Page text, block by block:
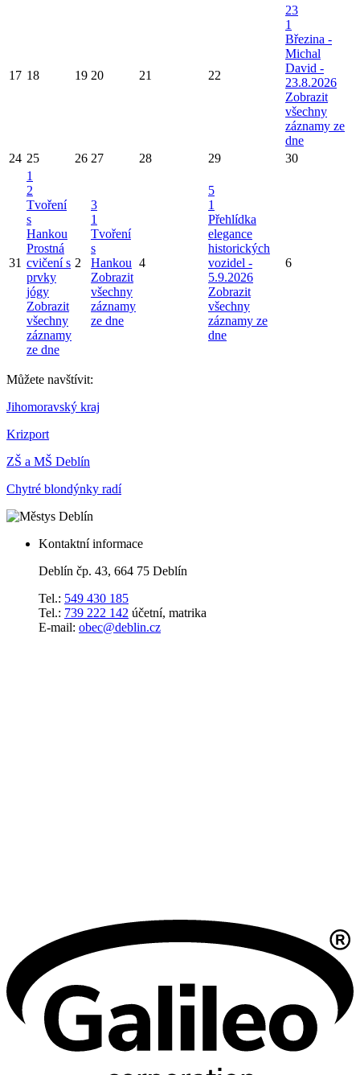
17 18 19 20 21 22
23
1
Březina -
Michal
David -
23.8.2026
Zobrazit
všechny
záznamy ze
dne
24 25 26 27 28 29 30
31
1
2
Tvoření
s
Hankou
Prostná
cvičení s
prvky
jógy
Zobrazit
všechny
záznamy
ze dne
2
3
1
Tvoření
s
Hankou
Zobrazit
všechny
záznamy
ze dne
4
5
1
Přehlídka
elegance
historických
vozidel -
5.9.2026
Zobrazit
všechny
záznamy ze
dne
6
Můžete navštívit:
Jihomoravský kraj
Krizport
ZŠ a MŠ Deblín
Chytré blondýnky radí
Kontaktní informace
Deblín čp. 43, 664 75 Deblín
Tel.: 549 430 185
Tel.: 739 222 142 účetní, matrika
E-mail: obec@deblin.cz